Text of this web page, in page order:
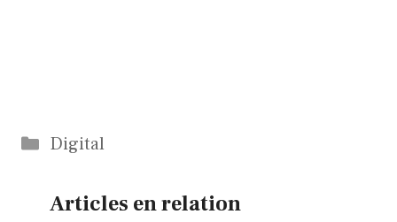
Catégories
Digital
Articles en relation